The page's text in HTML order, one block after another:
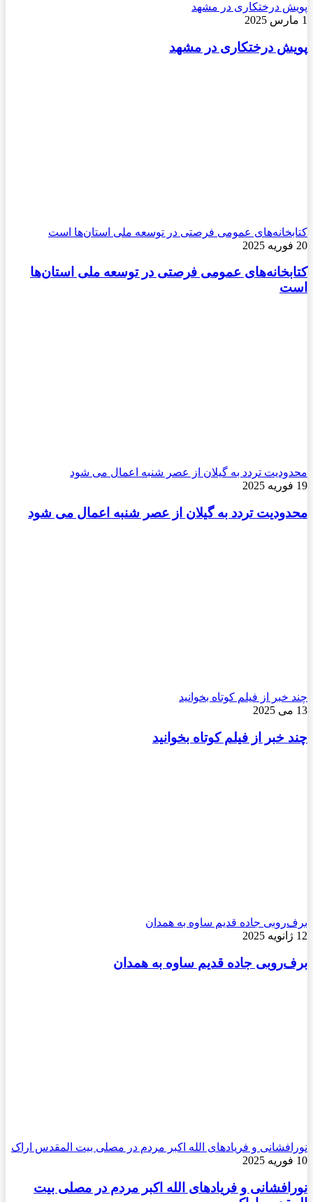
پویش درختکاری در مشهد
1 مارس 2025
پویش درختکاری در مشهد
کتابخانه‌های عمومی فرصتی در توسعه ملی استان‌ها است
20 فوریه 2025
کتابخانه‌های عمومی فرصتی در توسعه ملی استان‌ها
است
محدودیت تردد به گیلان از عصر شنبه اعمال می شود
19 فوریه 2025
محدودیت تردد به گیلان از عصر شنبه اعمال می شود
چند خبر از فیلم کوتاه بخوانید
13 می 2025
چند خبر از فیلم کوتاه بخوانید
برف‌روبی جاده قدیم ساوه به همدان
12 ژانویه 2025
برف‌روبی جاده قدیم ساوه به همدان
نورافشانی و فریادهای الله اکبر مردم در مصلی بیت المقدس اراک
10 فوریه 2025
نورافشانی و فریادهای الله اکبر مردم در مصلی بیت